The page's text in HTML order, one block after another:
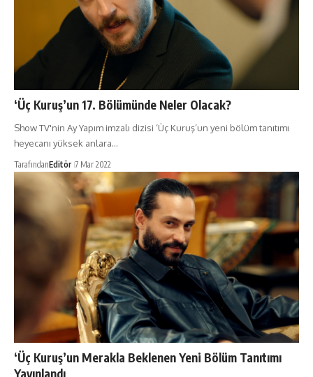
‘Üç Kuruş’un 17. Bölümünde Neler Olacak?
Show TV'nin Ay Yapım imzalı dizisi ‘Üç Kuruş’un yeni bölüm tanıtımı
heyecanı yüksek anlara…
TarafındanEditör 7 Mar 2022
‘Üç Kuruş’un Merakla Beklenen Yeni Bölüm Tanıtımı
Yayınlandı